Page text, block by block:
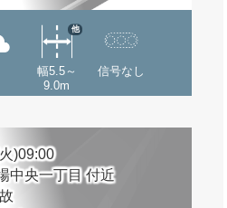
幅5.5～
9.0m
他
信号なし
)09:00
中央一丁目 付近